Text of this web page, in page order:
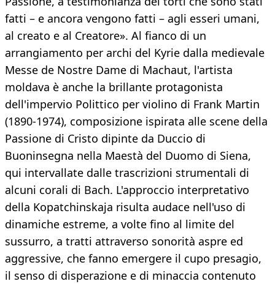
fatti – e ancora vengono fatti – agli esseri umani,
al creato e al Creatore». Al fianco di un
arrangiamento per archi del Kyrie dalla medievale
Messe de Nostre Dame di Machaut, l'artista
moldava è anche la brillante protagonista
dell'impervio Polittico per violino di Frank Martin
(1890-1974), composizione ispirata alle scene della
Passione di Cristo dipinte da Duccio di
Buoninsegna nella Maestà del Duomo di Siena,
qui intervallate dalle trascrizioni strumentali di
alcuni corali di Bach. L'approccio interpretativo
della Kopatchinskaja risulta audace nell'uso di
dinamiche estreme, a volte fino al limite del
sussurro, a tratti attraverso sonorità aspre ed
aggressive, che fanno emergere il cupo presagio,
il senso di disperazione e di minaccia contenuto